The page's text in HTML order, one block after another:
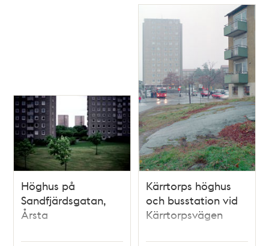
Höghus på
Sandfjärdsgatan,
Årsta
Kärrtorps höghus
och busstation vid
Kärrtorpsvägen